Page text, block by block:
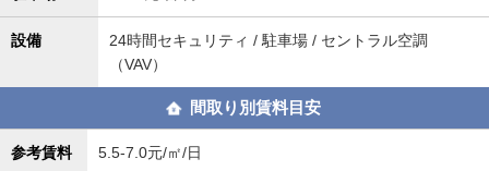
設備
24時間セキュリティ / 駐車場 / セントラル空調
（VAV）
間取り別賃料目安
参考賃料 5.5-7.0元/㎡/日